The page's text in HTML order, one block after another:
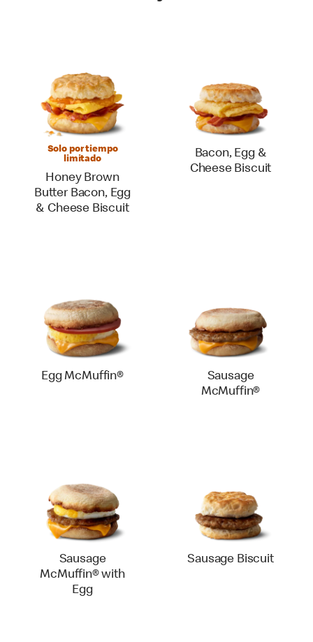
Solo por tiempo
limitado
Honey Brown
Butter Bacon, Egg
& Cheese Biscuit
Bacon, Egg &
Cheese Biscuit
Egg McMuffin®
Sausage
McMuffin®
Sausage
McMuffin® with
Egg
Sausage Biscuit